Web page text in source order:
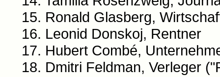
15. Ronald Glasberg,
16. Leonid Donskoj, Rentner
17. Hubert Combé,
18. Dmitri Feldman, Verleger